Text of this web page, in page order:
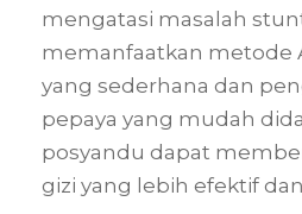
mengatasi masalah
memanfaatkan metode
yang sederhana dan
pepaya yang mudah
posyandu dapat
gizi yang lebih efektif